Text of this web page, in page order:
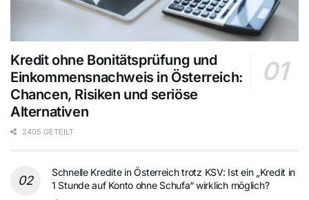
Kredit ohne Bonitätsprüfung und
Einkommensnachweis in Österreich:
Chancen, Risiken und seriöse
Alternativen
2405 GETEILT
Schnelle Kredite in Österreich trotz KSV: Ist ein „Kredit in
1 Stunde auf Konto ohne Schufa“ wirklich möglich?